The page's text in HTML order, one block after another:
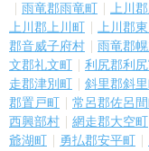
雨竜郡雨竜町
上川
上川郡上川町
上川郡
郡音威子府村
雨竜郡
文郡礼文町
利尻郡利
走郡津別町
斜里郡斜
郡置戸町
常呂郡佐呂
西興部村
網走郡大空町
爺湖町
勇払郡安平町